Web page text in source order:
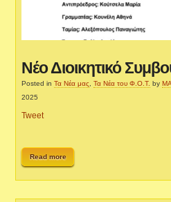
Νέο Διοικητικό
Posted inΤα Νέα μας ,Τα Νέα του Φ.Ο.Τ. by
2025
Tweet
Read more